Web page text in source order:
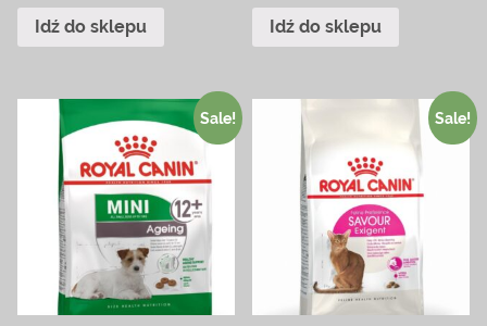
Idź do sklepu Idź do sklepu
Sale! Sale!